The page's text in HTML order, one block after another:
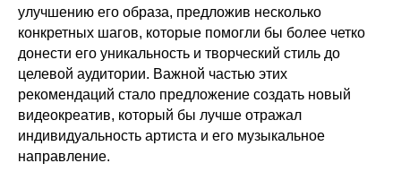
улучшению его образа, предложив несколько
конкретных шагов, которые помогли бы более четко
донести его уникальность и творческий стиль до
целевой аудитории. Важной частью этих
рекомендаций стало предложение создать новый
видеокреатив, который бы лучше отражал
индивидуальность артиста и его музыкальное
направление.